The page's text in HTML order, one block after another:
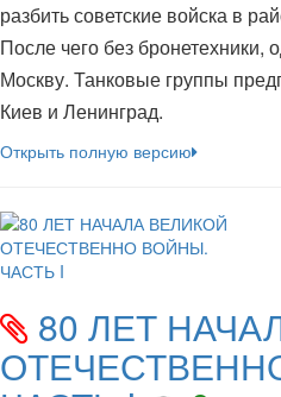
разбить советские войска в
После чего без бронетехники,
Москву. Танковые группы
Киев и Ленинград.
Открыть полную версию
80 ЛЕТ